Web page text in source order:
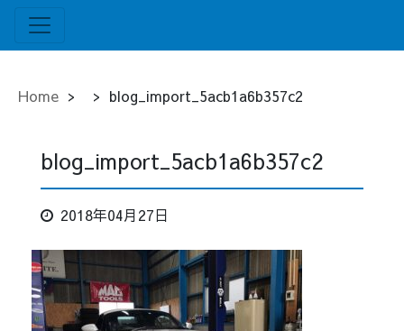
Home > > blog_import_5acb1a6b357c2
blog_import_5acb1a6b357c2
2018年04月27日